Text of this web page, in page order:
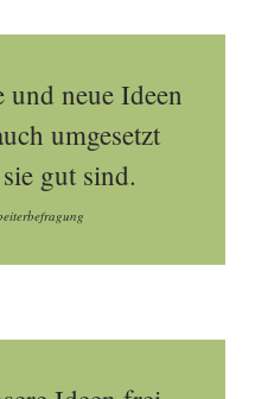
neue Ideen
umgesetzt
gut sind.